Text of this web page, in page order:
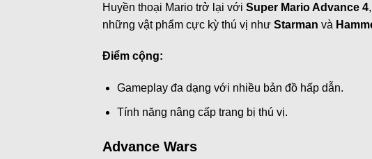
Huyền thoại Mario trở lại với Super Mario Advance 4
những vật phẩm cực kỳ thú vị như Starman và
Điểm cộng:
Gameplay đa dạng với nhiều bản đồ hấp dẫn.
Tính năng nâng cấp trang bị thú vị.
Advance Wars